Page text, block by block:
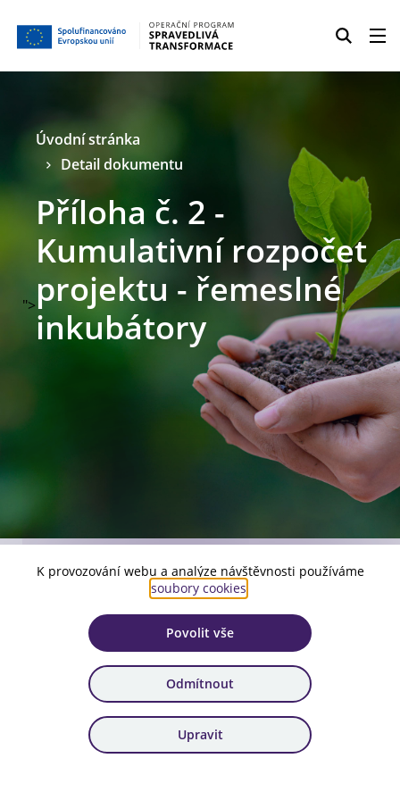
">
Úvodní stránka
Detail dokumentu
Příloha č. 2 -
Kumulativní rozpočet
projektu - řemeslné
inkubátory
Číslo aktuální verze:
od 15. 11. 2023
19. výzva, 20. výzva, 21. výzva
K provozování webu a analýze návštěvnosti používáme
soubory cookies
Povolit vše
Odmítnout
Upravit